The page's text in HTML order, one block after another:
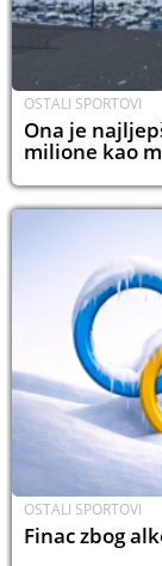
OSTALI SPORTOVI
Ona je
milione kao
OSTALI SPORTOVI
Finac zbog